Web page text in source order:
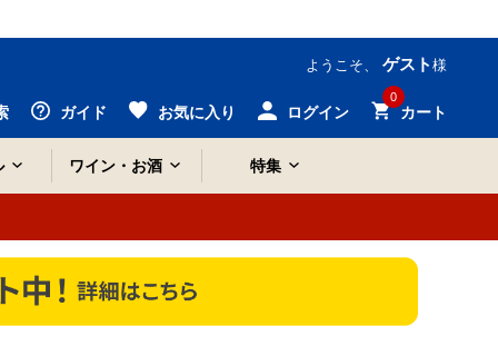
ようこそ、 ゲスト 様
ガイド お気に入り ログイン
0
カート
ワイン・お酒 特集